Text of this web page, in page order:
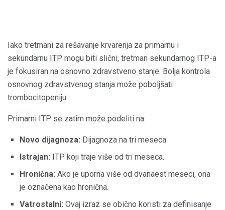
Iako tretmani za rešavanje krvarenja za primarnu i
sekundarnu ITP mogu biti slični, tretman sekundarnog ITP-a
je fokusiran na osnovno zdravstveno stanje. Bolja kontrola
osnovnog zdravstvenog stanja može poboljšati
trombocitopeniju.
Primarni ITP se zatim može podeliti na:
Novo dijagnoza: Dijagnoza na tri meseca.
Istrajan: ITP koji traje više od tri meseca.
Hronična: Ako je uporna više od dvanaest meseci, ona
je označena kao hronična.
Vatrostalni: Ovaj izraz se obično koristi za definisanje